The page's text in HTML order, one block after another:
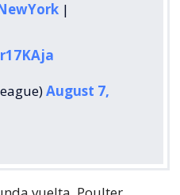
|
August 7,